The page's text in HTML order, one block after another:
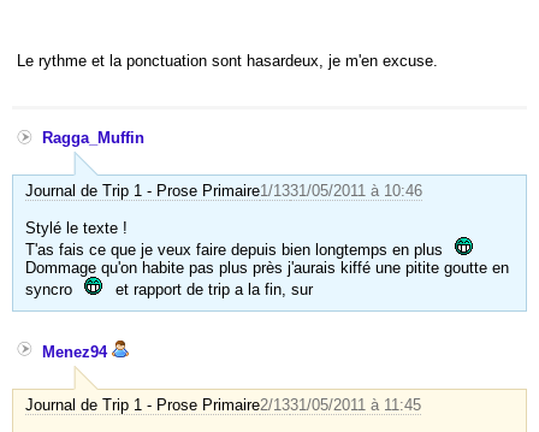
Le rythme et la ponctuation sont hasardeux, je m'en excuse.
Ragga_Muffin
Journal de Trip 1 - Prose Primaire1/1331/05/2011 à 10:46
Stylé le texte !
T'as fais ce que je veux faire depuis bien longtemps en plus
Dommage qu'on habite pas plus près j'aurais kiffé une pitite goutte en
syncro
et rapport de trip a la fin, sur
Menez94
Journal de Trip 1 - Prose Primaire2/1331/05/2011 à 11:45